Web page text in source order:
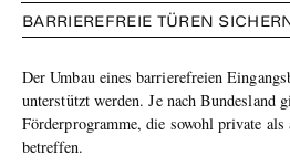
BARRIEREFREIE TÜREN
Der Umbau eines barrierefreien
unterstützt werden. Je nach Bundesland
Förderprogramme, die sowohl private
betreffen.